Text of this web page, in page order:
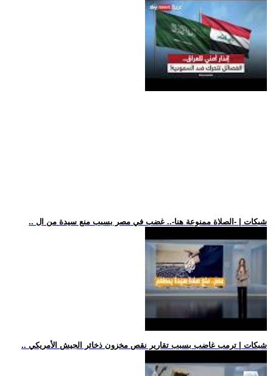
.. شبكات | -الصلاة ممنوعة هنا-.. غضب في مصر بسبب منع سيدة من ال
.. شبكات | ترمب غاضب بسبب تقارير نقص مخزون ذخائر الجيش الأمريكي